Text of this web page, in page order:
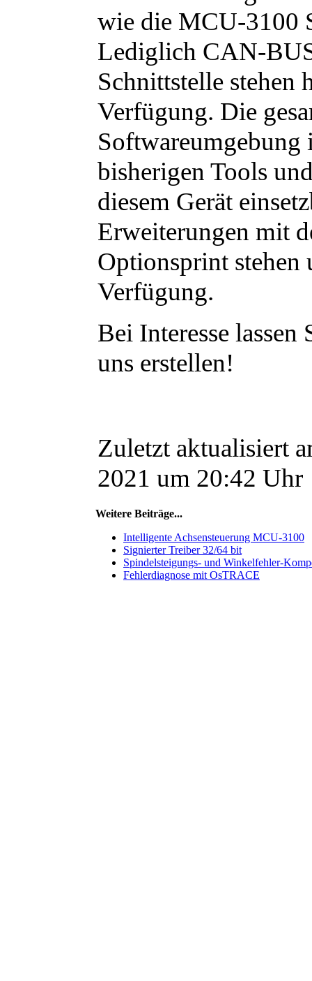
wie die MCU-3100
Lediglich CAN-
Schnittstelle stehen
Verfügung. Die
bisherigen Tools
diesem Gerät
Erweiterungen mit
Optionsprint stehen
Verfügung.
Bei Interesse
uns erstellen!
Zuletzt aktualisiert
2021 um 20:42 Uhr
Weitere Beiträge...
Intelligente Achsensteuerung MCU-3100
Signierter Treiber 32/64 bit
Spindelsteigungs- und Winkelfehler-
Fehlerdiagnose mit OsTRACE